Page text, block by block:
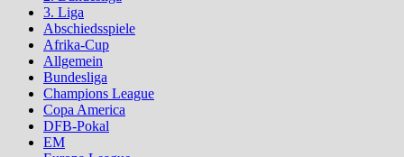
3. Liga
Abschiedsspiele
Afrika-Cup
Allgemein
Bundesliga
Champions League
Copa America
DFB-Pokal
EM